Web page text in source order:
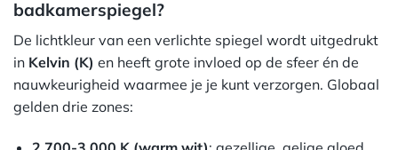
badkamerspiegel?
De lichtkleur van een verlichte spiegel wordt uitgedrukt
in Kelvin (K) en heeft grote invloed op de sfeer én de
nauwkeurigheid waarmee je je kunt verzorgen. Globaal
gelden drie zones: